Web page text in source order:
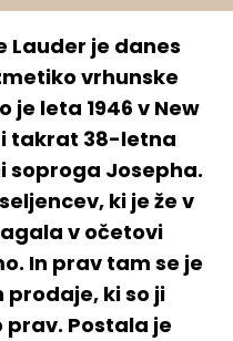
Lauder je danes
vrhunske
je leta 1946 v New
takrat 38-letna
soproga Josepha.
ki je že v
v očetovi
In prav tam se je
prodaje, ki so ji
prav. Postala je